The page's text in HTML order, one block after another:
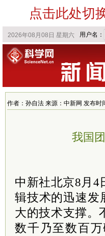
点击此处切
作者：孙自法 来源：中新网 发布时
我国
中新社北京8月4
辑技术的迅速发
大的技术支撑。
数千乃至数百